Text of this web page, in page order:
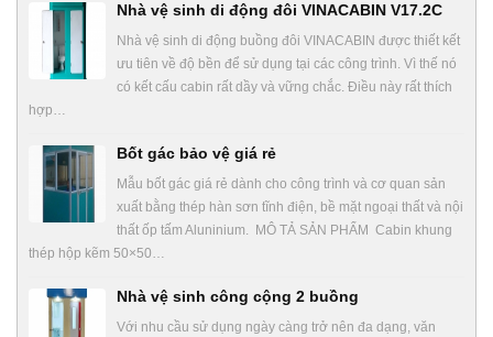
Nhà vệ sinh di động đôi VINACABIN V17.2C
Nhà vệ sinh di động buồng đôi VINACABIN được thiết kết
ưu tiên về độ bền để sử dụng tại các công trình. Vì thế nó
có kết cấu cabin rất dầy và vững chắc. Điều này rất thích
hợp…
Bốt gác bảo vệ giá rẻ
Mẫu bốt gác giá rẻ dành cho công trình và cơ quan sản
xuất bằng thép hàn sơn tĩnh điện, bề mặt ngoại thất và nội
thất ốp tấm Aluninium. MÔ TẢ SẢN PHẨM Cabin khung
thép hộp kẽm 50×50…
Nhà vệ sinh công cộng 2 buồng
Với nhu cầu sử dụng ngày càng trở nên đa dạng, văn